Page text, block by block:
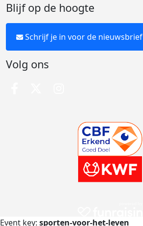
Blijf op de hoogte
Schrijf je in voor de nieuwsbrief
Volg ons
Event key: sporten-voor-het-leven